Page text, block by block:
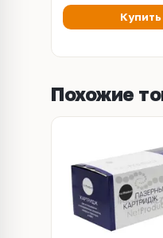
Купить
Похожие